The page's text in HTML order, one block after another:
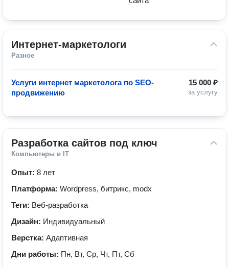
Интернет-маркетологи
Разное
15 000 ₽
за услугу
Услуги интернет маркетолога по SEO-
продвижению
Разработка сайтов под ключ
Компьютеры и IT
Опыт: 8 лет
Платформа: Wordpress, битрикс, modx
Теги: Веб-разработка
Дизайн: Индивидуальный
Верстка: Адаптивная
Дни работы: Пн, Вт, Ср, Чт, Пт, Сб